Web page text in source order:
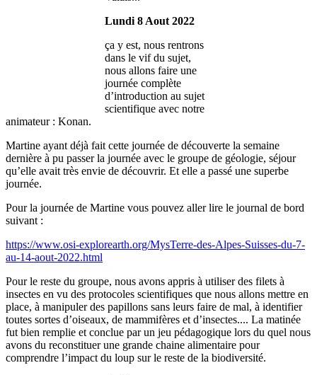
Lundi 8 Aout 2022
ça y est, nous rentrons
dans le vif du sujet,
nous allons faire une
journée complète
d’introduction au sujet
scientifique avec notre
animateur : Konan.
Martine ayant déjà fait cette journée de découverte la semaine
dernière à pu passer la journée avec le groupe de géologie, séjour
qu’elle avait très envie de découvrir. Et elle a passé une superbe
journée.
Pour la journée de Martine vous pouvez aller lire le journal de bord
suivant :
https://www.osi-explorearth.org/MysTerre-des-Alpes-Suisses-du-7-
au-14-aout-2022.html
Pour le reste du groupe, nous avons appris à utiliser des filets à
insectes en vu des protocoles scientifiques que nous allons mettre en
place, à manipuler des papillons sans leurs faire de mal, à identifier
toutes sortes d’oiseaux, de mammifères et d’insectes.... La matinée
fut bien remplie et conclue par un jeu pédagogique lors du quel nous
avons du reconstituer une grande chaine alimentaire pour
comprendre l’impact du loup sur le reste de la biodiversité.